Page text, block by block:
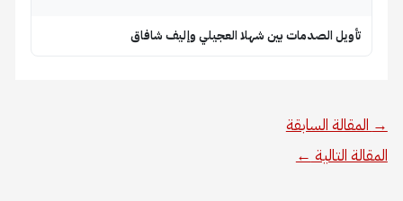
تأويل الصدمات بين شهلا العجيلي وإليف شافاق
→ المقالة السابقة
المقالة التالية ←